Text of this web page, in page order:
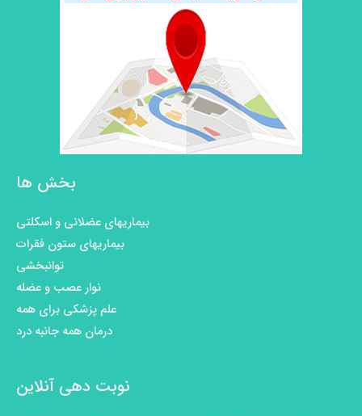
بخش ها
بیماریهای عضلانی و اسکلتی
بیماریهای ستون فقرات
توانبخشی
نوار عصب و عضله
علم پزشکی برای همه
درمان همه جانبه درد
نوبت دهی آنلاین